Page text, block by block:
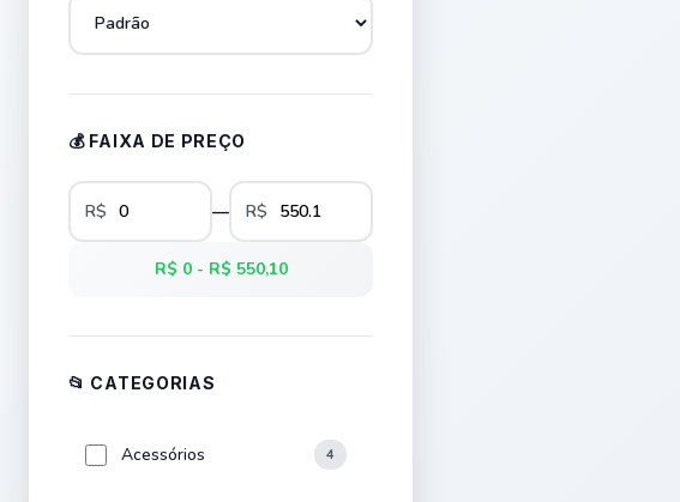
💰 FAIXA DE PREÇO
R$ — R$
R$ 0 - R$ 550,10
📂 CATEGORIAS
Acessórios 4